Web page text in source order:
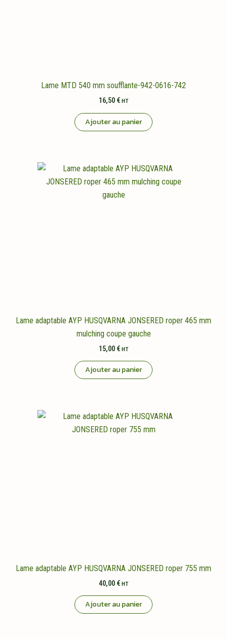
Lame MTD 540 mm soufflante-942-0616-742
16,50 € HT
Ajouter au panier
Lame adaptable AYP HUSQVARNA JONSERED roper 465 mm
mulching coupe gauche
15,00 € HT
Ajouter au panier
Lame adaptable AYP HUSQVARNA JONSERED roper 755 mm
40,00 € HT
Ajouter au panier